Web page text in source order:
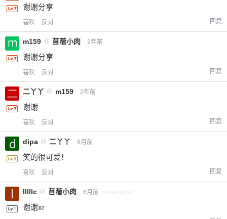
谢谢分享
喜欢 反对 回复
m159 @ 苜蓿小肉 2年前
谢谢分享
喜欢 反对 回复
二丫丫 @ m159 2年前
谢谢
喜欢 反对 回复
dipa @ 二丫丫 6月前
笑的很可爱！
喜欢 反对 回复
lllllc @ 苜蓿小肉 6月前 via Android
谢谢xr